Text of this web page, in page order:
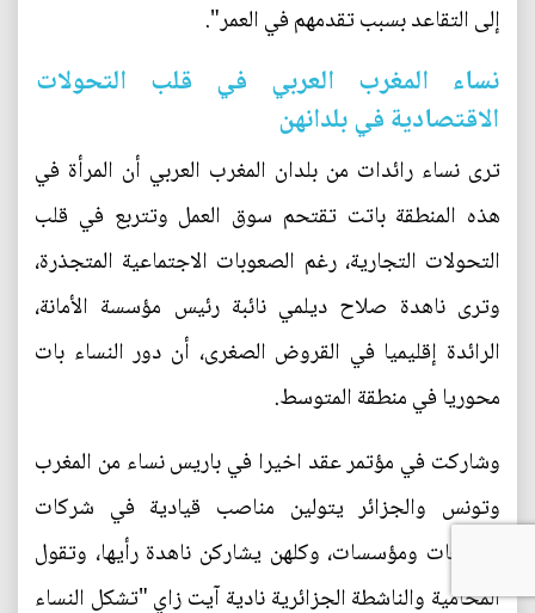
إلى التقاعد بسبب تقدمهم في العمر".
نساء المغرب العربي في قلب التحولات
الاقتصادية في بلدانهن
ترى نساء رائدات من بلدان المغرب العربي أن المرأة في
هذه المنطقة باتت تقتحم سوق العمل وتتربع في قلب
التحولات التجارية، رغم الصعوبات الاجتماعية المتجذرة،
وترى ناهدة صلاح ديلمي نائبة رئيس مؤسسة الأمانة،
الرائدة إقليميا في القروض الصغرى، أن دور النساء بات
محوريا في منطقة المتوسط.
وشاركت في مؤتمر عقد اخيرا في باريس نساء من المغرب
وتونس والجزائر يتولين مناصب قيادية في شركات
وجامعات ومؤسسات، وكلهن يشاركن ناهدة رأيها، وتقول
المحامية والناشطة الجزائرية نادية آيت زاي "تشكل النساء